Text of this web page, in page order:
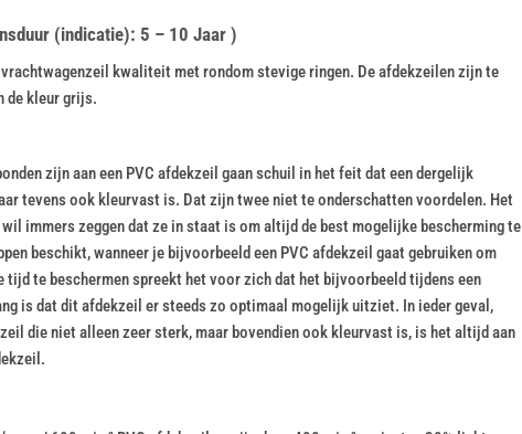
(indicatie): 5 – 10 Jaar )
kwaliteit met rondom stevige ringen. De afdekzeilen zijn te
de kleur grijs.
zijn aan een PVC afdekzeil gaan schuil in het feit dat een dergelijk
tevens ook kleurvast is. Dat zijn twee niet te onderschatten voordelen. Het
immers zeggen dat ze in staat is om altijd de best mogelijke bescherming te
beschikt, wanneer je bijvoorbeeld een PVC afdekzeil gaat gebruiken om
tijd te beschermen spreekt het voor zich dat het bijvoorbeeld tijdens een
is dat dit afdekzeil er steeds zo optimaal mogelijk uitziet. In ieder geval,
die niet alleen zeer sterk, maar bovendien ook kleurvast is, is het altijd aan